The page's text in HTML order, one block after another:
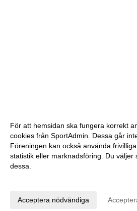
För att hemsidan ska fungera korrekt
cookies från SportAdmin. Dessa går
Föreningen kan också använda
statistik eller marknadsföring. Du väljer
dessa.
Acceptera nödvändiga